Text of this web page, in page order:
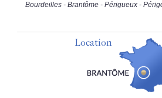
Bourdeilles - Brantôme - Périgueux -
Location